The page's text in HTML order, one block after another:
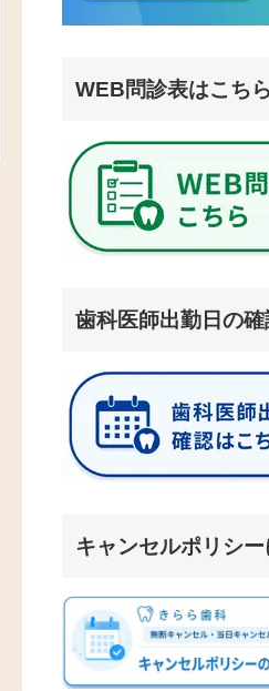
WEB問診表はこちら
歯科医師出勤日の確
キャンセルポリシ